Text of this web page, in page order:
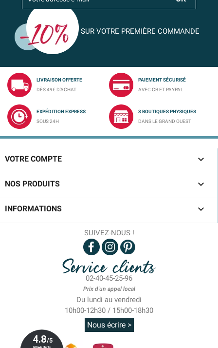
SUR VOTRE PREMIÈRE COMMANDE
LIVRAISON OFFERTE
DÈS 49€ D'ACHAT
PAIEMENT SÉCURISÉ
AVEC CB ET PAYPAL
EXPÉDITION EXPRESS
SOUS 24H
3 BOUTIQUES PHYSIQUES
DANS LE GRAND OUEST
VOTRE COMPTE 
NOS PRODUITS 
INFORMATIONS 
SUIVEZ-NOUS !
Service clients
02-40-45-25-96
Prix d'un appel local
Du lundi au vendredi
10h00-12h30 / 15h00-18h30
Nous écrire >